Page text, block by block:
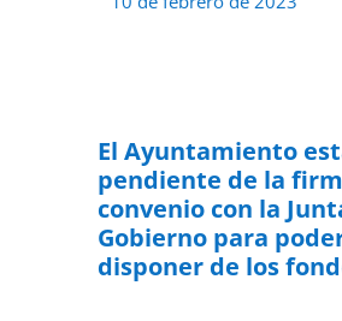
El Ayuntamiento
pendiente de la
convenio con la
Gobierno para
disponer de los